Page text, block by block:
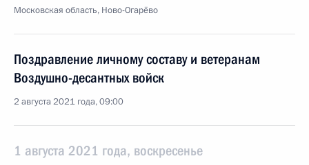
Московская область, Ново-Огарёво
Поздравление личному составу и ветеранам
Воздушно-десантных войск
2 августа 2021 года, 09:00
1 августа 2021 года, воскресенье